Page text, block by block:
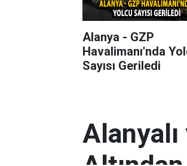
Alanya - GZP
Havalimanı'nda
Sayısı Geriledi
Alanyalı